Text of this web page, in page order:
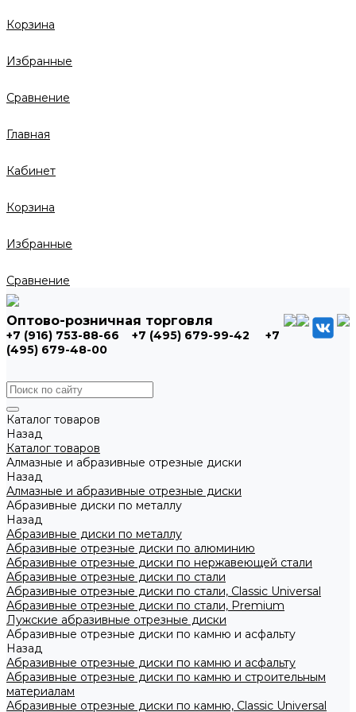
Корзина
Избранные
Сравнение
Главная
Кабинет
Корзина
Избранные
Сравнение
Оптово-розничная торговля
+7 (916) 753-88-66 +7 (495) 679-99-42
+7
(495) 679-48-00
Каталог товаров
Назад
Каталог товаров
Алмазные и абразивные отрезные диски
Назад
Алмазные и абразивные отрезные диски
Абразивные диски по металлу
Назад
Абразивные диски по металлу
Абразивные отрезные диски по алюминию
Абразивные отрезные диски по нержавеющей стали
Абразивные отрезные диски по стали
Абразивные отрезные диски по стали, Classic Universal
Абразивные отрезные диски по стали, Premium
Лужские абразивные отрезные диски
Абразивные отрезные диски по камню и асфальту
Назад
Абразивные отрезные диски по камню и асфальту
Абразивные отрезные диски по камню и строительным
материалам
Абразивные отрезные диски по камню, Classic Universal